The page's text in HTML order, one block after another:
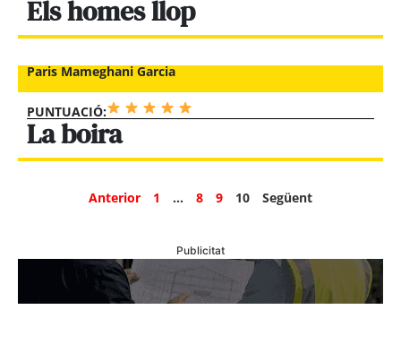
Els homes llop
Paris Mameghani Garcia
PUNTUACIÓ:
La boira
Anterior 1 … 8 9 10 Següent
Publicitat